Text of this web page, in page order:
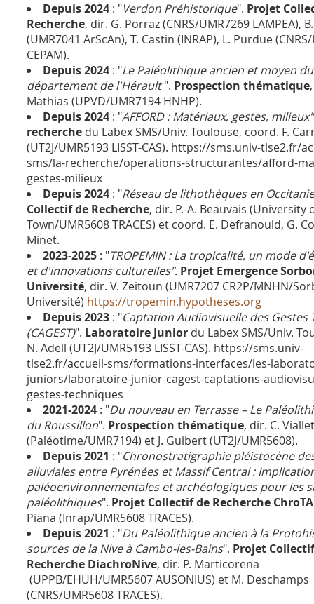
Depuis 2024 : "Verdon Préhistorique". Projet
Recherche, dir. G. Porraz (CNRS/UMR7269 LAMPEA),
(UMR7041 ArScAn), T. Castin (INRAP), L. Purdue
CEPAM).
Depuis 2024 : "Le Paléolithique ancien et moyen du
département de l'Hérault". Prospection thématique
Mathias (UPVD/UMR7194 HNHP).
Depuis 2024 : "AFFORD : Matériaux, gestes, milieux"
recherche du Labex SMS/Univ. Toulouse, coord. F.
(UT2J/UMR5193 LISST-CAS). https://sms.univ-tlse2.fr/
sms/la-recherche/operations-structurantes/afford-
gestes-milieux
Depuis 2024 : "Réseau de lithothèques en Occitanie
Collectif de Recherche, dir. P.-A. Beauvais (University
Town/UMR5608 TRACES) et coord. E. Defranould, G.
Minet.
2023-2025 : "TROPEMIN : La tropicalité, un mode
et d'innovations culturelles". Projet Emergence
Université, dir. V. Zeitoun (UMR7207 CR2P/MNHN/
Université) https://tropemin.hypotheses.org
Depuis 2023 : "Captation Audiovisuelle des Gestes
(CAGEST)". Laboratoire Junior du Labex SMS/Univ.
N. Adell (UT2J/UMR5193 LISST-CAS). https://sms.univ-
tlse2.fr/accueil-sms/formations-interfaces/les-
juniors/laboratoire-junior-cagest-captations-
gestes-techniques
2021-2024 : "Du nouveau en Terrasse – Le
du Roussillon". Prospection thématique, dir. C. Viallet
(Paléotime/UMR7194) et J. Guibert (UT2J/UMR5608).
Depuis 2021 : "Chronostratigraphie pléistocène
alluviales entre Pyrénées et Massif Central :
paléoenvironnementales et archéologiques pour les
paléolithiques". Projet Collectif de Recherche
Piana (Inrap/UMR5608 TRACES).
Depuis 2021 : "Du Paléolithique ancien à la
sources de la Nive à Cambo-les-Bains". Projet
Recherche DiachroNive, dir. P. Marticorena
(UPPB/EHUH/UMR5607 AUSONIUS) et M. Deschamps
(CNRS/UMR5608 TRACES).